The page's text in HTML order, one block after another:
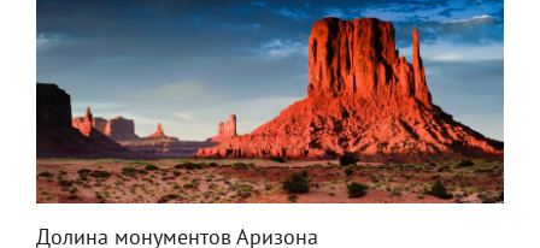
Долина монументов Аризона